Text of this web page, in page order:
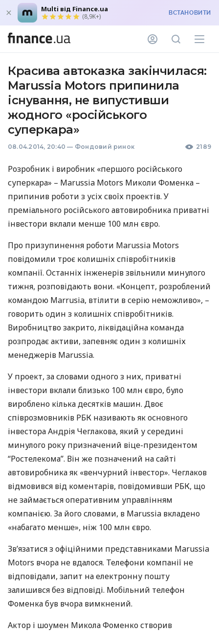
Multi від Finance.ua
(8,9K+) ВСТАНОВИТИ
Красива автоказка закінчилася:
Marussia Motors припинила
існування, не випустивши
жодного «російського
суперкара»
08.04.2014, 20:40 — Фондовий ринок 2189
Розробник і виробник «першого російського
суперкара» – Marussia Motors Миколи Фоменка –
припинив роботи з усіх своїх проектів. У
преміального російського автовиробника приватні
інвестори вклали менше 100 млн євро.
Про призупинення роботи Marussia Motors
повідомили троє колишніх співробітників
компанії. Останніх інженерів звільнили минулого
тижня, розповідають вони. «Концепт, розроблений
командою Marrusia, втілити в серію неможливо», –
говорить один з колишніх співробітників.
Виробництво закрито, ліквідаційна команда
розпродає активи, запевняє один з колишніх
менеджерів Marussia.
У проект, за словами одного з них, приватні
інвестори вклали близько 100 млн євро, було
вироблено кілька десятків машин. Двоє
співрозмовників РБК називають як основного
інвестора Андрія Чеглакова, який у середині
минулого року призначений віце-президентом
“Ростелекома”. Він же позначений на сайті
автовиробника як «венчурний інвестор». Чеглаков
відмовився від коментарів, повідомивши РБК, що
не займається оперативним управлінням
компанією. За його словами, в Marussia вкладено
«набагато менше», ніж 100 млн євро.
Зв’язатися з офіційними представниками Marussia
Motors вчора не вдалося. Телефони компанії не
відповідали, запит на електронну пошту
залишився без відповіді. Мобільний телефон
Фоменка був вчора вимкнений.
Актор і шоумен Микола Фоменко створив